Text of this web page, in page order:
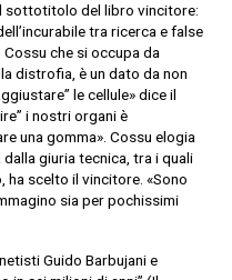
sottotitolo del libro vincitore:
tra ricerca e false
che si occupa da
distrofia, è un dato da non
le cellule» dice il
i nostri organi è
una gomma». Cossu elogia
giuria tecnica, tra i quali
scelto il vincitore. «Sono
sia per pochissimi
Guido Barbujani e